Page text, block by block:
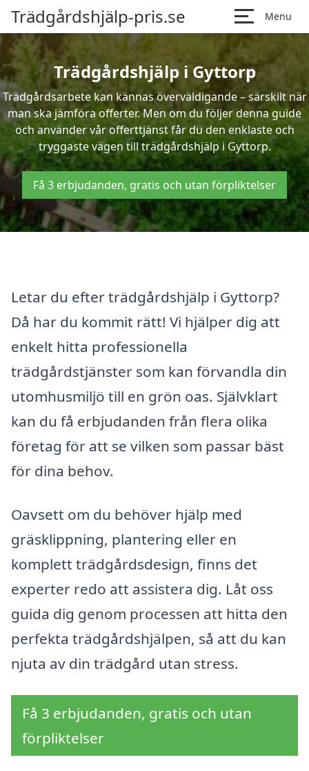
Trädgårdshjälp-pris.se Menu
Trädgårdshjälp i Gyttorp
Trädgårdsarbete kan kännas överväldigande – särskilt när
man ska jämföra offerter. Men om du följer denna guide
och använder vår offerttjänst får du den enklaste och
tryggaste vägen till trädgårdshjälp i Gyttorp.
Få 3 erbjudanden, gratis och utan förpliktelser
Letar du efter trädgårdshjälp i Gyttorp?
Då har du kommit rätt! Vi hjälper dig att
enkelt hitta professionella
trädgårdstjänster som kan förvandla din
utomhusmiljö till en grön oas. Självklart
kan du få erbjudanden från flera olika
företag för att se vilken som passar bäst
för dina behov.
Oavsett om du behöver hjälp med
gräsklippning, plantering eller en
komplett trädgårdsdesign, finns det
experter redo att assistera dig. Låt oss
guida dig genom processen att hitta den
perfekta trädgårdshjälpen, så att du kan
njuta av din trädgård utan stress.
Få 3 erbjudanden, gratis och utan
förpliktelser